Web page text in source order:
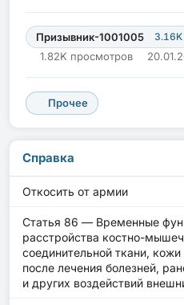
Призывник-1001005 3.16K
1.82K просмотров
Прочее
Справка
Откосить от армии
Статья 86 — Временные
расстройства костно-
соединительной ткани,
после лечения болезней,
и других воздействий